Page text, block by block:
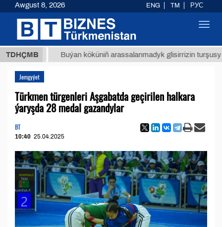
TDHÇMBBuýan köküniň arassalanmadyk glisirrizin turşusy (t.)
Jemgyýet
Türkmen türgenleri Aşgabatda geçirilen halkara
ýaryşda 28 medal gazandylar
BT
10:40 25.04.2025
Awgust 8, 2026 ENG TM РУС